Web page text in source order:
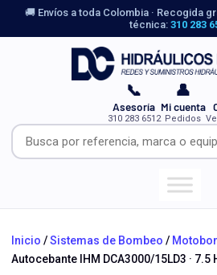
🚚 Envíos a toda Colombia · Recogida
técnica: 310 283
📞
Asesoría
310 283 6512
👤
Mi cuenta
Pedidos
Inicio /Sistemas de Bombeo /
Autocebante IHM DCA3000/15LD3 · 7.5